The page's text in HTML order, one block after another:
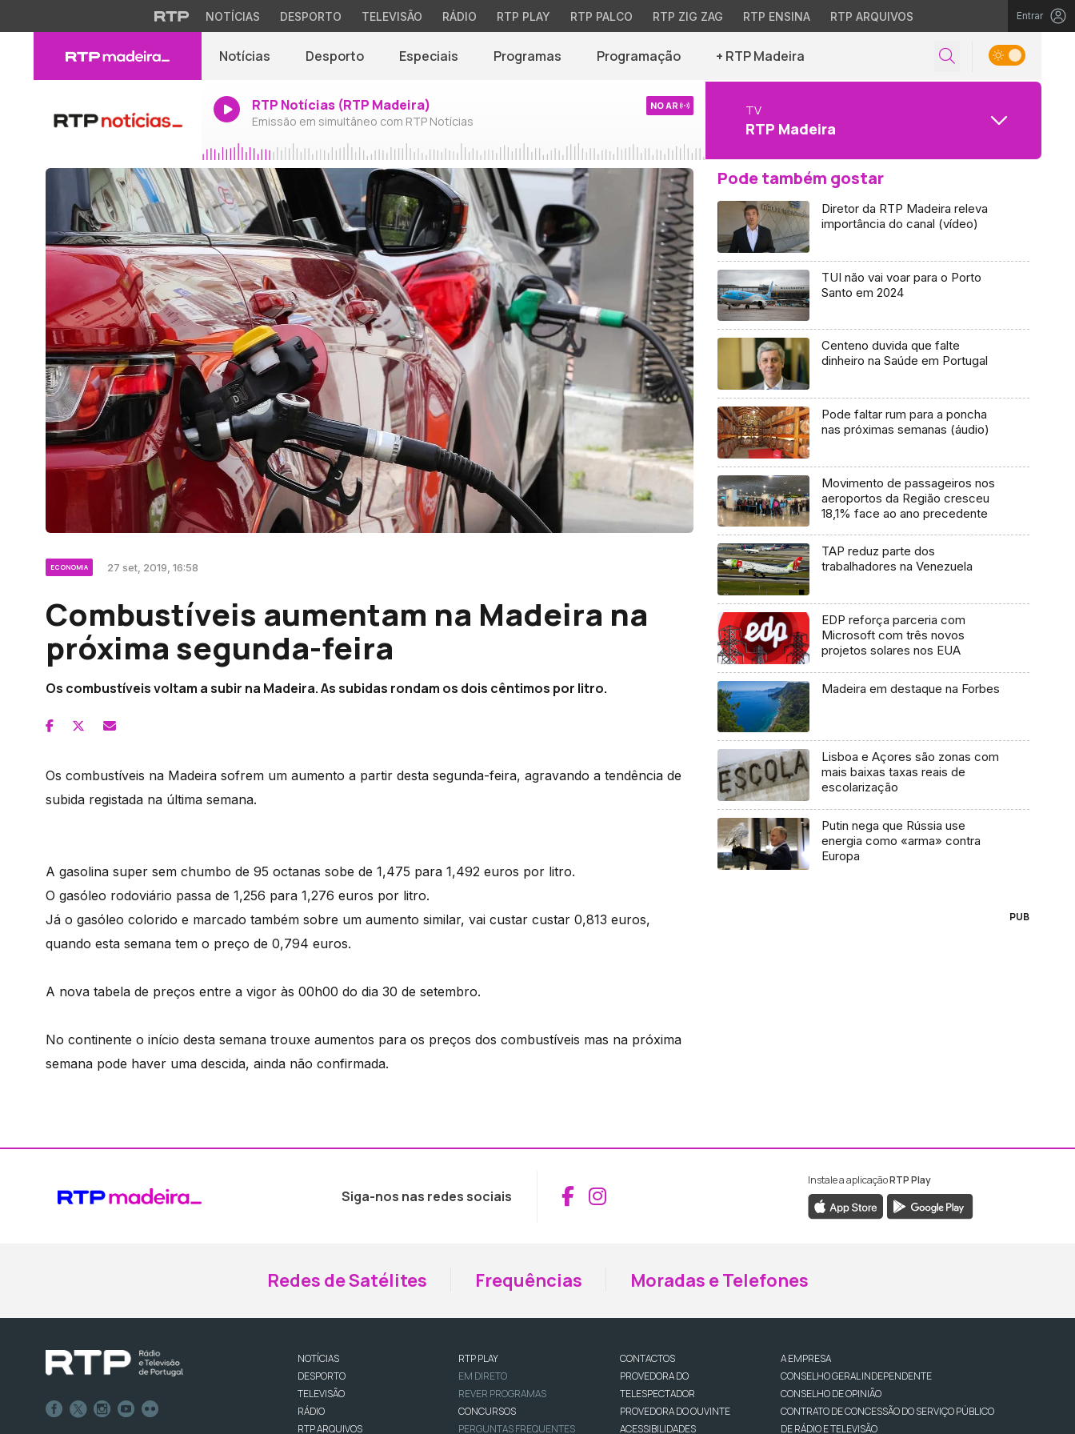
NOTÍCIAS DESPORTO TELEVISÃO RÁDIO RTP PLAY RTP PALCO RTP ZIG ZAG RTP ENSINA RTP ARQUIVOS Entrar
Notícias Desporto Especiais Programas Programação + RTP Madeira
RTP Notícias (RTP Madeira)
Emissão em simultâneo com RTP Notícias
NO AR TV
RTP Madeira
ECONOMIA 27 set, 2019, 16:58
Combustíveis aumentam na Madeira na
próxima segunda-feira
Os combustíveis voltam a subir na Madeira. As subidas rondam os dois cêntimos por litro.
Os combustíveis na Madeira sofrem um aumento a partir desta segunda-feira, agravando a tendência de
subida registada na última semana.
A gasolina super sem chumbo de 95 octanas sobe de 1,475 para 1,492 euros por litro.
O gasóleo rodoviário passa de 1,256 para 1,276 euros por litro.
Já o gasóleo colorido e marcado também sobre um aumento similar, vai custar custar 0,813 euros,
quando esta semana tem o preço de 0,794 euros.
A nova tabela de preços entre a vigor às 00h00 do dia 30 de setembro.
No continente o início desta semana trouxe aumentos para os preços dos combustíveis mas na próxima
semana pode haver uma descida, ainda não confirmada.
Pode também gostar
Diretor da RTP Madeira releva
importância do canal (vídeo)
TUI não vai voar para o Porto
Santo em 2024
Centeno duvida que falte
dinheiro na Saúde em Portugal
Pode faltar rum para a poncha
nas próximas semanas (áudio)
Movimento de passageiros nos
aeroportos da Região cresceu
18,1% face ao ano precedente
TAP reduz parte dos
trabalhadores na Venezuela
EDP reforça parceria com
Microsoft com três novos
projetos solares nos EUA
Madeira em destaque na Forbes
Lisboa e Açores são zonas com
mais baixas taxas reais de
escolarização
Putin nega que Rússia use
energia como «arma» contra
Europa
PUB
Siga-nos nas redes sociais Aceder ao Facebook da RTP Madeira
Aceder ao Instagram da RTP Madeira
Instale a aplicaçãoRTP Play
Redes de Satélites Frequências Moradas e Telefones
NOTÍCIAS
DESPORTO
TELEVISÃO
RÁDIO
RTP ARQUIVOS
RTP PLAY
EM DIRETO
REVER PROGRAMAS
CONCURSOS
PERGUNTAS FREQUENTES
CONTACTOS
PROVEDORA DO
TELESPECTADOR
PROVEDORA DO OUVINTE
ACESSIBILIDADES
A EMPRESA
CONSELHO GERAL INDEPENDENTE
CONSELHO DE OPINIÃO
CONTRATO DE CONCESSÃO DO SERVIÇO PÚBLICO
DE RÁDIO E TELEVISÃO